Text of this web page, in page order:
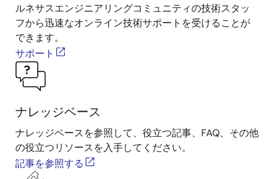
ルネサスエンジニアリングコミュニティの技術スタッ
フから迅速なオンライン技術サポートを受けることが
できます。
サポート
ナレッジベース
ナレッジベースを参照して、役立つ記事、FAQ、その他
の役立つリソースを入手してください。
記事を参照する